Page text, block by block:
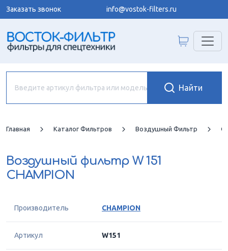
Заказать звонок info@vostok-filters.ru
Главная Каталог Фильтров Воздушный Фильтр
Воздушный фильтр W 151
CHAMPION
Производитель CHAMPION
Артикул W151